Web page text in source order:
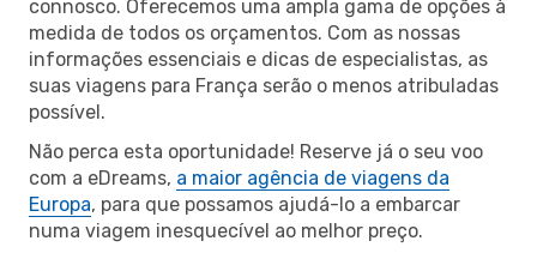
connosco. Oferecemos uma ampla gama de opções à
medida de todos os orçamentos. Com as nossas
informações essenciais e dicas de especialistas, as
suas viagens para França serão o menos atribuladas
possível.
Não perca esta oportunidade! Reserve já o seu voo
com a eDreams, a maior agência de viagens da
Europa, para que possamos ajudá-lo a embarcar
numa viagem inesquecível ao melhor preço.